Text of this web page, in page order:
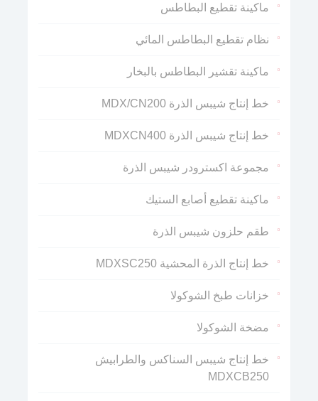
ماكينة تقطيع البطاطس
نظام تقطيع البطاطس المائي
ماكينة تقشير البطاطس بالبخار
خط إنتاج شيبس الذرة MDX/CN200
خط إنتاج شيبس الذرة MDXCN400
مجموعة اكسترودر شيبس الذرة
ماكينة تقطيع أصابع الستيك
طقم حلزون شيبس الذرة
خط إنتاج الذرة المحشية MDXSC250
خزانات طبخ الشوكولا
مضخة الشوكولا
خط إنتاج شيبس السناكس والطرابيش
MDXCB250